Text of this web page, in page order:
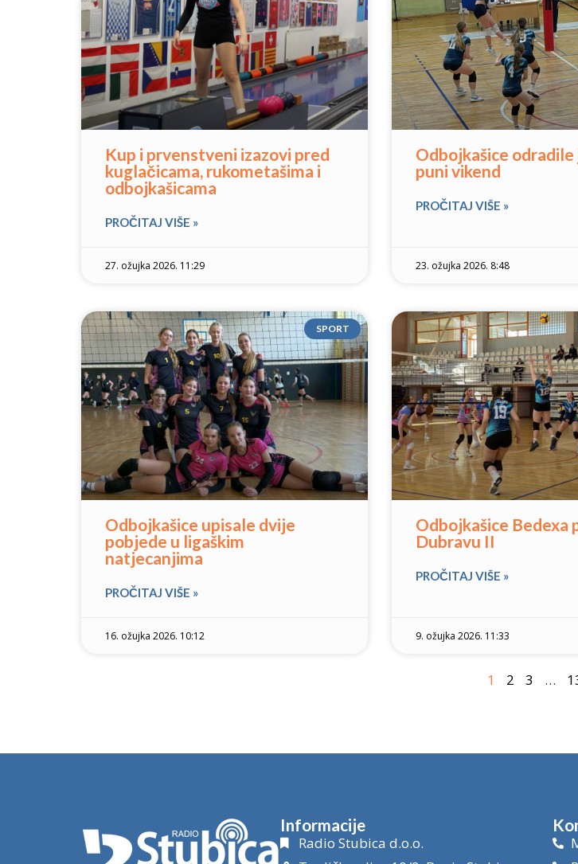
Kup i prvenstveni izazovi pred
kuglačicama, rukometašima i
odbojkašicama
PROČITAJ VIŠE »
27. ožujka 2026. 11:29
Odbojkašice odradile
puni vikend
PROČITAJ VIŠE »
23. ožujka 2026. 8:48
SPORT
Odbojkašice upisale dvije
pobjede u ligaškim
natjecanjima
PROČITAJ VIŠE »
16. ožujka 2026. 10:12
Odbojkašice Bedexa
Dubravu II
PROČITAJ VIŠE »
9. ožujka 2026. 11:33
1 2 3 …
Informacije
Radio Stubica d.o.o.